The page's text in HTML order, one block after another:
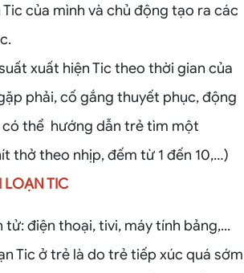
của mình và chủ động tạo ra các
xuất hiện Tic theo thời gian của
phải, cố gắng thuyết phục, động
có thể hướng dẫn trẻ tìm một
thở theo nhịp, đếm từ 1 đến 10,…)
LOẠN TIC
điện thoại, tivi, máy tính bảng,...
Tic ở trẻ là do trẻ tiếp xúc quá sớm